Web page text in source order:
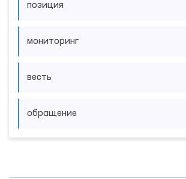
позиция
мониторинг
весть
обращение